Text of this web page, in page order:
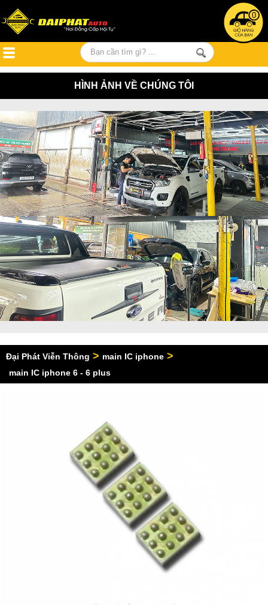
0
HÌNH ẢNH VỀ CHÚNG TÔI
Đại Phát Viễn Thông > main IC iphone >
main IC iphone 6 - 6 plus